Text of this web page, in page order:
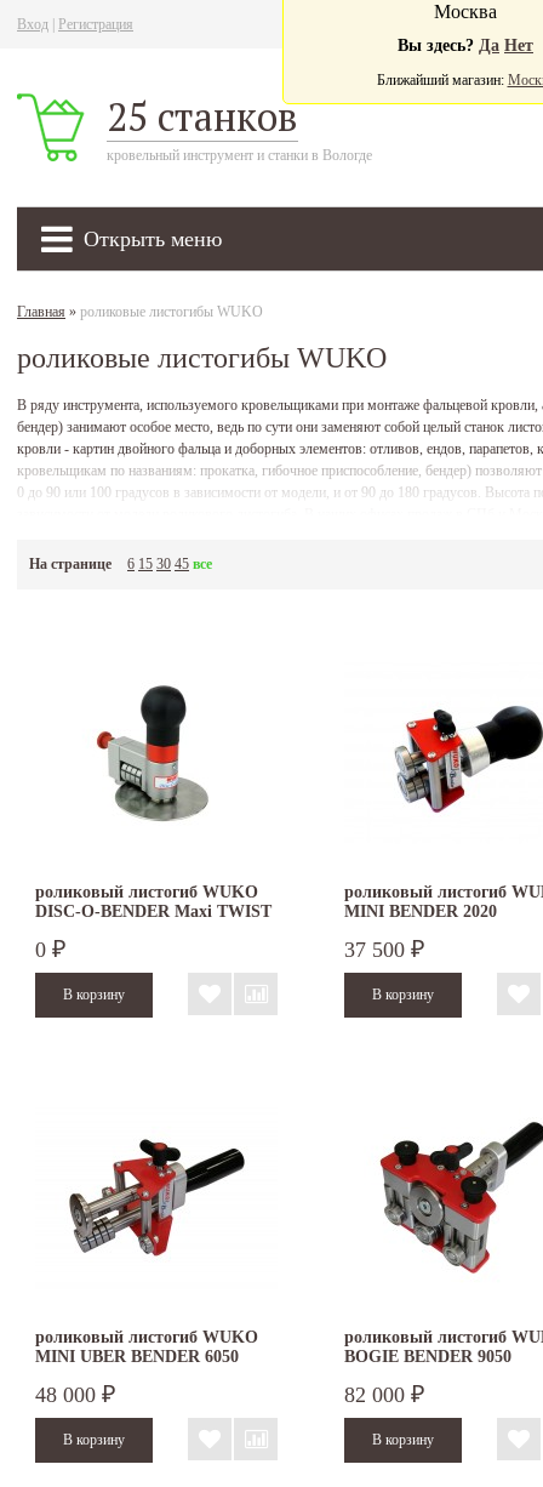
Вход Регистрация
25 станков
кровельный инструмент и станки в Вологде
Открыть меню
Москва
Вы здесь? Да Нет
Ближайший магазин:
Главная » роликовые листогибы WUKO
роликовые листогибы WUKO
В ряду инструмента, используемого кровельщиками при монтаже фальцевой
бендер) занимают особое место, ведь по сути они заменяют собой целый станок
кровли - картин двойного фальца и доборных элементов: отливов, ендов,
кровельщикам по названиям: прокатка, гибочное приспособление, бендер)
0 до 90 или 100 градусов в зависимости от модели, и от 90 до 180 градусов.
оплаты.
На странице 6 15 30 45 все
роликовый листогиб WUKO
DISC-O-BENDER Maxi TWIST
0 ₽
роликовый листогиб
MINI BENDER 2020
37 500 ₽
роликовый листогиб WUKO
MINI UBER BENDER 6050
48 000 ₽
роликовый листогиб
BOGIE BENDER 9050
82 000 ₽